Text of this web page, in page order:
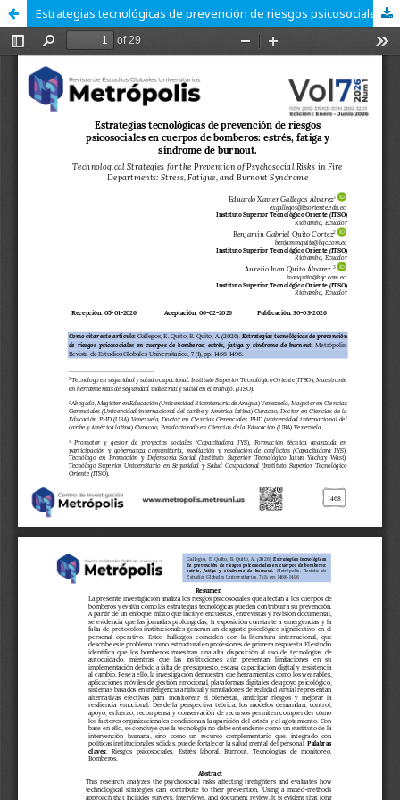
Estrategias tecnológicas de prevención de riesgos psicosociales en cuerpos de bomberos